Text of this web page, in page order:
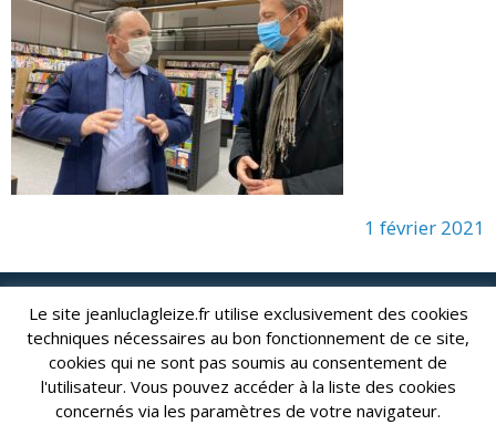
1 février 2021
Jean-Luc LAGLEIZE - e-mail : lagleize2024@gmail.com
Mentions Légales- Copyright © 2024. Tous droits réservés.
Le site jeanluclagleize.fr utilise exclusivement des cookies
techniques nécessaires au bon fonctionnement de ce site,
cookies qui ne sont pas soumis au consentement de
l'utilisateur. Vous pouvez accéder à la liste des cookies
concernés via les paramètres de votre navigateur.